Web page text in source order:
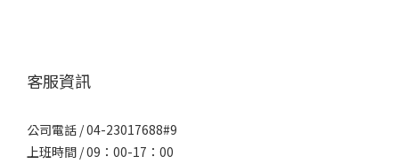
客服資訊
公司電話 / 04-23017688#9
上班時間 / 09：00-17：00